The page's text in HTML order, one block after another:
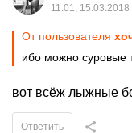
11:01, 15.03.2018
От пользователя
ибо можно суровые
вот всёж лыжные
Ответить